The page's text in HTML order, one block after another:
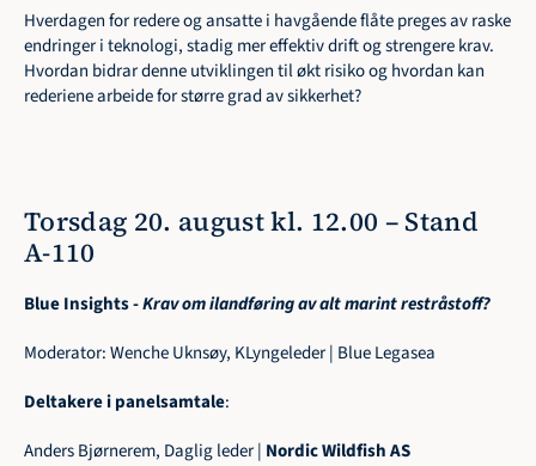
Hverdagen for redere og ansatte i havgående flåte preges av raske
endringer i teknologi, stadig mer effektiv drift og strengere krav.
Hvordan bidrar denne utviklingen til økt risiko og hvordan kan
rederiene arbeide for større grad av sikkerhet?
Torsdag 20. august kl. 12.00 – Stand
A-110
Blue Insights - Krav om ilandføring av alt marint restråstoff?
Moderator: Wenche Uknsøy, KLyngeleder | Blue Legasea
Deltakere i panelsamtale:
Anders Bjørnerem, Daglig leder | Nordic Wildfish AS